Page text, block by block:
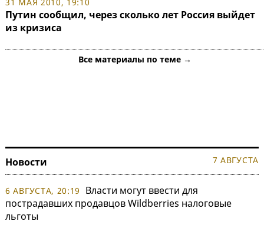
Путин сообщил, через сколько лет Россия выйдет
из кризиса
Все материалы по теме →
Новости 7 АВГУСТА
6 АВГУСТА, 20:19
Власти могут ввести для
пострадавших продавцов Wildberries налоговые
льготы